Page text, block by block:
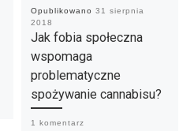
Opublikowano 31 sierpnia
2018
Jak fobia społeczna
wspomaga
problematyczne
spożywanie cannabisu?
1 komentarz